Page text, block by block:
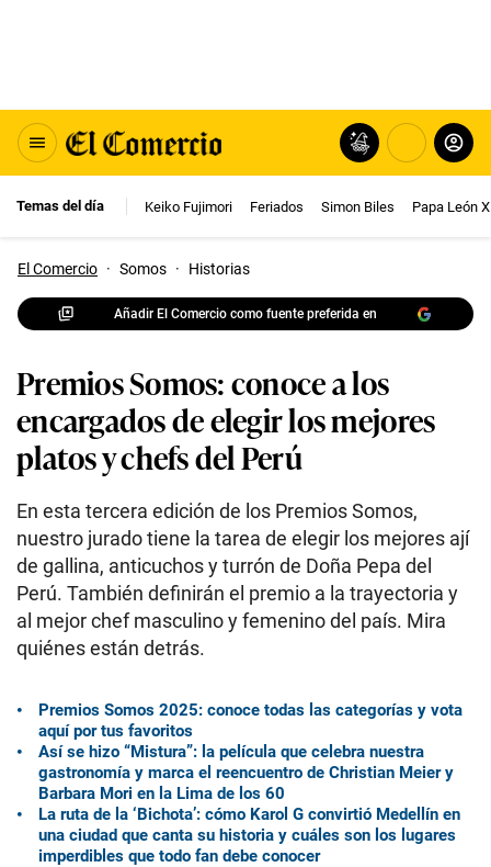
Temas del día Keiko Fujimori Feriados Simon Biles Papa León
El Comercio · Somos · Historias
Añadir El Comercio como fuente preferida en
Premios Somos: conoce a los
encargados de elegir los mejores
platos y chefs del Perú
En esta tercera edición de los Premios Somos,
nuestro jurado tiene la tarea de elegir los mejores ají
de gallina, anticuchos y turrón de Doña Pepa del
Perú. También definirán el premio a la trayectoria y
al mejor chef masculino y femenino del país. Mira
quiénes están detrás.
Premios Somos 2025: conoce todas las categorías y vota
aquí por tus favoritos
Así se hizo “Mistura”: la película que celebra nuestra
gastronomía y marca el reencuentro de Christian Meier y
Barbara Mori en la Lima de los 60
La ruta de la ‘Bichota’: cómo Karol G convirtió Medellín en
una ciudad que canta su historia y cuáles son los lugares
imperdibles que todo fan debe conocer